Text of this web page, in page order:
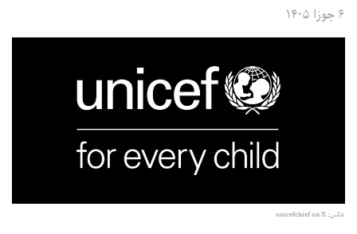
۶ جوزا ۱۴۰۵
عکس: unicefchief on X